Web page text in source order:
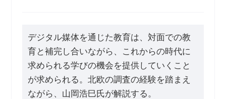
デジタル媒体を通じた教育は、対面での教
育と補完し合いながら、これからの時代に
求められる学びの機会を提供していくこと
が求められる。北欧の調査の経験を踏まえ
ながら、山岡浩巳氏が解説する。